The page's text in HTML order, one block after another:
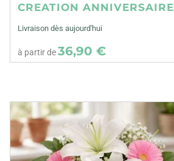
CREATION ANNIVERSAIRE
Livraison dès aujourd'hui
à partir de36,90 €